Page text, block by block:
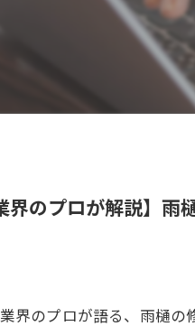
界のプロが解説】雨
界のプロが語る、雨樋